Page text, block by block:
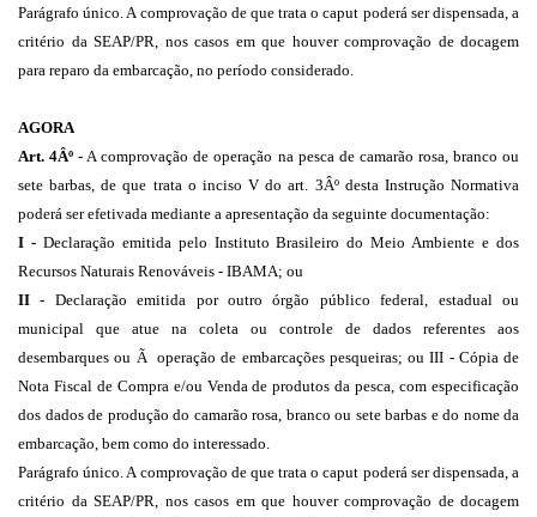
Parágrafo único. A comprovação de que trata o caput poderá ser dispensada, a
critério da SEAP/PR, nos casos em que houver comprovação de docagem
para reparo da embarcação, no período considerado.
AGORA
Art. 4Âº - A comprovação de operação na pesca de camarão rosa, branco ou
sete barbas, de que trata o inciso V do art. 3Âº desta Instrução Normativa
poderá ser efetivada mediante a apresentação da seguinte documentação:
I -Declaração emitida pelo Instituto Brasileiro do Meio Ambiente e dos
Recursos Naturais Renováveis - IBAMA; ou
II - Declaração emitida por outro órgão público federal, estadual ou
municipal que atue na coleta ou controle de dados referentes aos
desembarques ou Ã operação de embarcações pesqueiras; ou III - Cópia de
Nota Fiscal de Compra e/ou Venda de produtos da pesca, com especificação
dos dados de produção do camarão rosa, branco ou sete barbas e do nome da
embarcação, bem como do interessado.
Parágrafo único. A comprovação de que trata o caput poderá ser dispensada, a
critério da SEAP/PR, nos casos em que houver comprovação de docagem